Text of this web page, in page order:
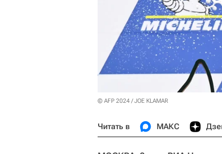
© AFP 2024 / JOE KLAMAR
Читать в МАКС